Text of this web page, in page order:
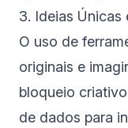
3. Ideias Únicas
O uso de
originais e
bloqueio
de dados para